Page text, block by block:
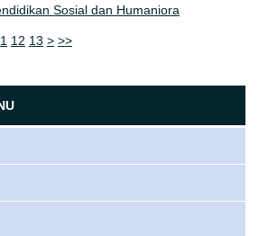
Sosial dan Humaniora
12 13 > >>